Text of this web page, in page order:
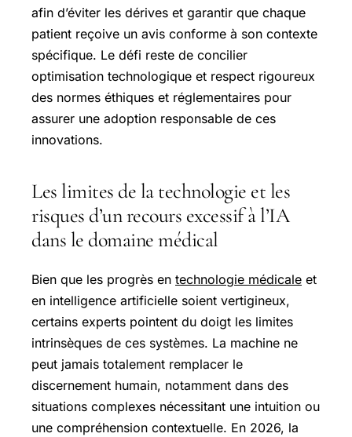
afin d’éviter les dérives et garantir que chaque
patient reçoive un avis conforme à son contexte
spécifique. Le défi reste de concilier
optimisation technologique et respect rigoureux
des normes éthiques et réglementaires pour
assurer une adoption responsable de ces
innovations.
Les limites de la technologie et les
risques d’un recours excessif à l’IA
dans le domaine médical
Bien que les progrès en technologie médicale et
en intelligence artificielle soient vertigineux,
certains experts pointent du doigt les limites
intrinsèques de ces systèmes. La machine ne
peut jamais totalement remplacer le
discernement humain, notamment dans des
situations complexes nécessitant une intuition ou
une compréhension contextuelle. En 2026, la